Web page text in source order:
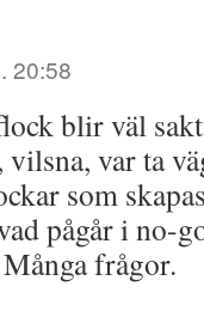
20:58
blir väl
var ta
som
pågår i no-
frågor.